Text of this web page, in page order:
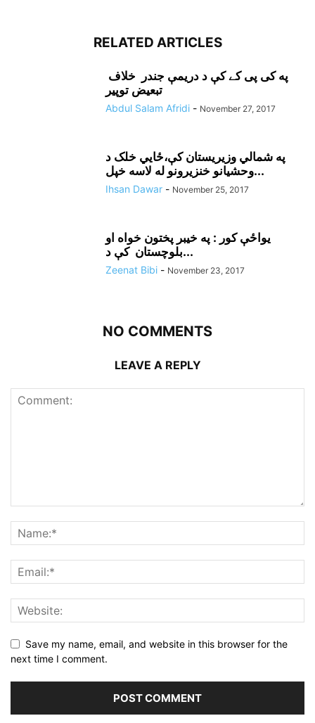
RELATED ARTICLES
په کی پی کے کې د دريمې جندر خلاف
تبعيض توپير
Abdul Salam Afridi - November 27, 2017
په شمالي وزيريستان کې،ځايي خلک د
وحشيانو خنزيرونو له لاسه خپل...
Ihsan Dawar - November 25, 2017
يواځې کور : په خيبر پختون خواه او
بلوچستان کې د...
Zeenat Bibi - November 23, 2017
NO COMMENTS
LEAVE A REPLY
Save my name, email, and website in this browser for the
next time I comment.